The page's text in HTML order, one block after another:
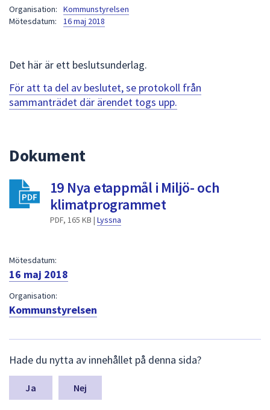
för
att
navigera
för
Organisation:
Kommunstyrelsen
Mötesdatum:
16 maj 2018
Det här är ett beslutsunderlag.
För att ta del av beslutet, se protokoll från
sammanträdet där ärendet togs upp.
Dokument
19 Nya etappmål i Miljö- och
klimatprogrammet
PDF, 165 KB | Lyssna
Mötesdatum:
16 maj 2018
Organisation:
Kommunstyrelsen
ä
m
a
Hade du nytta av innehållet på denna sida?
Nej